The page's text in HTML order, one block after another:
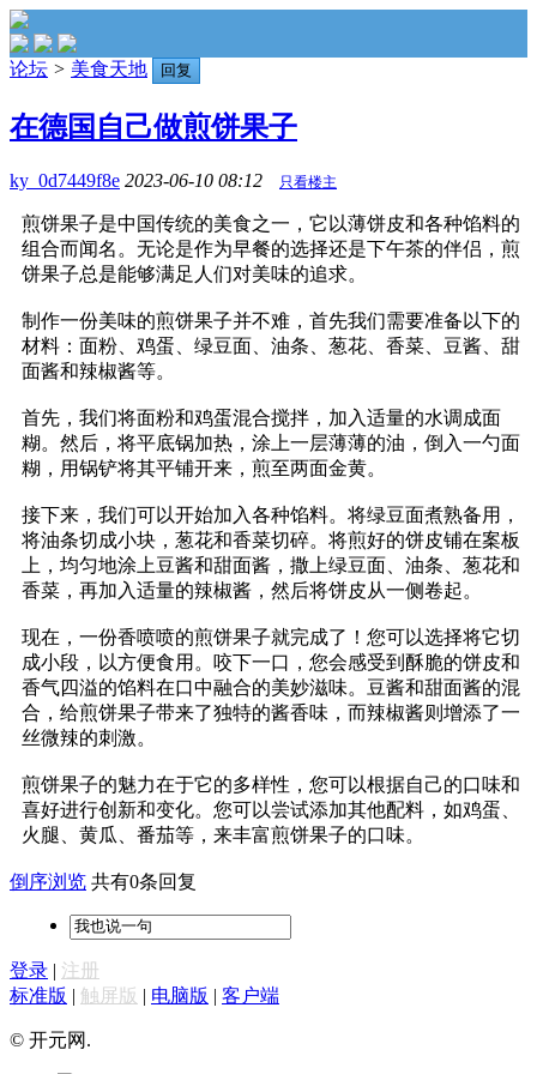
论坛 > 美食天地 回复
在德国自己做煎饼果子
ky_0d7449f8e 2023-06-10 08:12 只看楼主
煎饼果子是中国传统的美食之一，它以薄饼皮和各种馅料的
组合而闻名。无论是作为早餐的选择还是下午茶的伴侣，煎
饼果子总是能够满足人们对美味的追求。
制作一份美味的煎饼果子并不难，首先我们需要准备以下的
材料：面粉、鸡蛋、绿豆面、油条、葱花、香菜、豆酱、甜
面酱和辣椒酱等。
首先，我们将面粉和鸡蛋混合搅拌，加入适量的水调成面
糊。然后，将平底锅加热，涂上一层薄薄的油，倒入一勺面
糊，用锅铲将其平铺开来，煎至两面金黄。
接下来，我们可以开始加入各种馅料。将绿豆面煮熟备用，
将油条切成小块，葱花和香菜切碎。将煎好的饼皮铺在案板
上，均匀地涂上豆酱和甜面酱，撒上绿豆面、油条、葱花和
香菜，再加入适量的辣椒酱，然后将饼皮从一侧卷起。
现在，一份香喷喷的煎饼果子就完成了！您可以选择将它切
成小段，以方便食用。咬下一口，您会感受到酥脆的饼皮和
香气四溢的馅料在口中融合的美妙滋味。豆酱和甜面酱的混
合，给煎饼果子带来了独特的酱香味，而辣椒酱则增添了一
丝微辣的刺激。
煎饼果子的魅力在于它的多样性，您可以根据自己的口味和
喜好进行创新和变化。您可以尝试添加其他配料，如鸡蛋、
火腿、黄瓜、番茄等，来丰富煎饼果子的口味。
倒序浏览 共有0条回复
登录 | 注册
标准版 | 触屏版 | 电脑版 | 客户端
© 开元网.